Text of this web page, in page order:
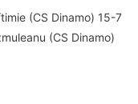
(CS Dinamo) 15-7
(CS Dinamo)